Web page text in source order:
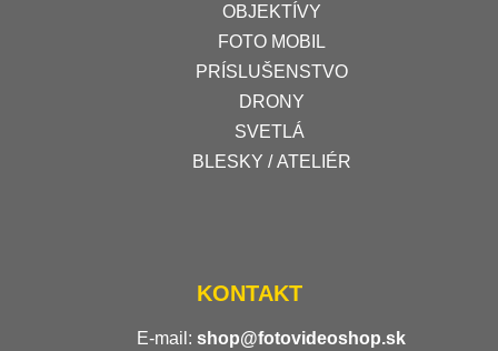
OBJEKTÍVY
FOTO MOBIL
PRÍSLUŠENSTVO
DRONY
SVETLÁ
BLESKY / ATELIÉR
KONTAKT
E-mail: shop@fotovideoshop.sk